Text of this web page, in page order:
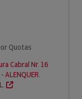
Quotas
Cabral Nr. 16